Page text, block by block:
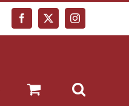
Facebook
X Instagram